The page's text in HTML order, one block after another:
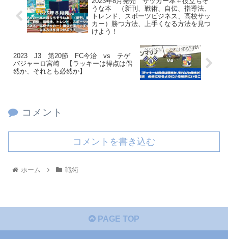
うな本 （新刊、戦術、自伝、指導法、
トレンド、スポーツビジネス、高校サッ
カー）勝つ方法、上手くなる方法を見つ
けよう！
2023 J3 第20節 FC今治 vs テゲ
バジャーロ宮崎 【ラッキーは得点は偶
然か、それとも必然か】
コメント
コメントを書き込む
ホーム 戦術
PAGE TOP